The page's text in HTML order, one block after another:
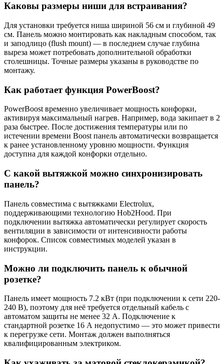
Каковы размеры ниши для встраивания?
Для установки требуется ниша шириной 56 см и глубиной 49
см. Панель можно монтировать как накладным способом, так
и заподлицо (flush mount) — в последнем случае глубина
выреза может потребовать дополнительной обработки
столешницы. Точные размеры указаны в руководстве по
монтажу.
Как работает функция PowerBoost?
PowerBoost временно увеличивает мощность конфорки,
активируя максимальный нагрев. Например, вода закипает в 2
раза быстрее. После достижения температуры или по
истечении времени Boost панель автоматически возвращается
к ранее установленному уровню мощности. Функция
доступна для каждой конфорки отдельно.
С какой вытяжкой можно синхронизировать
панель?
Панель совместима с вытяжками Electrolux,
поддерживающими технологию Hob2Hood. При
подключении вытяжка автоматически регулирует скорость
вентиляции в зависимости от интенсивности работы
конфорок. Список совместимых моделей указан в
инструкции.
Можно ли подключить панель к обычной
розетке?
Панель имеет мощность 7.2 кВт (при подключении к сети 220-
240 В), поэтому для неё требуется отдельный кабель с
автоматом защиты не менее 32 А. Подключение к
стандартной розетке 16 А недопустимо — это может привести
к перегрузке сети. Монтаж должен выполняться
квалифицированным электриком.